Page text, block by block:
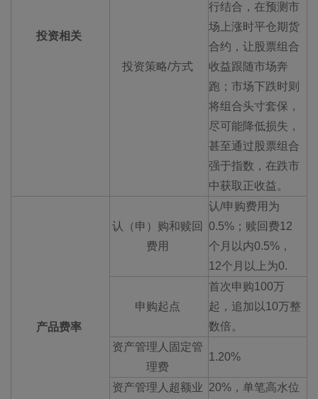
投资相关
投资策略/方式
行结合，在预测市
场上涨时平仓期货
合约，让股票组合
收益跟随市场奔
跑；市场下跌时则
将组合头寸套保，
尽可能降低损失，
甚至通过股票组合
强于指数，在跌市
中获取正收益。
产品费率
认（申）购和赎回
费用
认/申购费用为
0.5%；赎回费12
个月以内0.5%，
12个月以上为0.
申购起点
首次申购100万
起，追加以10万整
数倍。
资产管理人固定管
理费
1.20%
资产管理人超额业 20%，单笔高水位